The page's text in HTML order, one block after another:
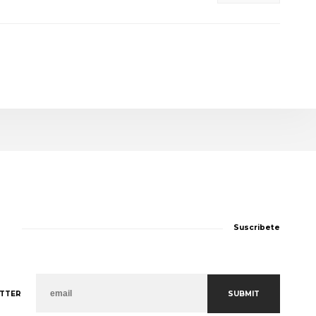
Suscribete
SUBMIT